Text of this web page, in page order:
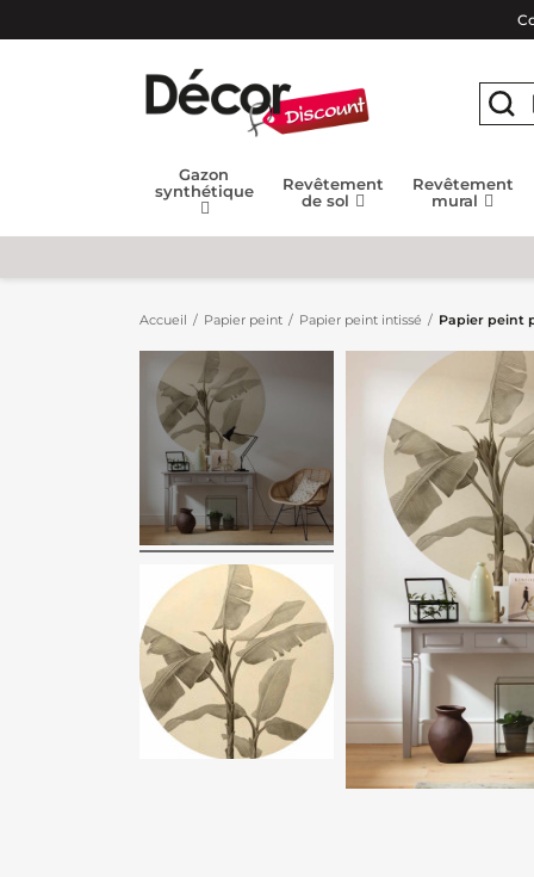
Gazon
synthétique
Revêtement
de sol
Revêtement
mural
Accueil Papier peint Papier peint intissé Papier peint